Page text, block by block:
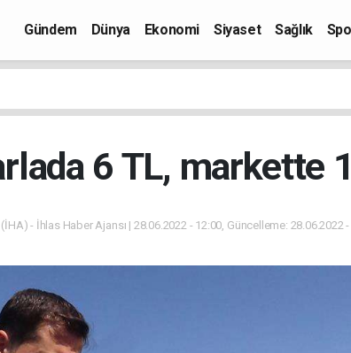
Gündem Dünya Ekonomi Siyaset Sağlık
6 TL, markette
(İHA) - İhlas Haber Ajansı | 28.06.2022 - 12:00, Güncelleme: 28.06.2022